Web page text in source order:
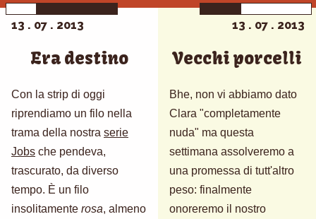
13 . 07 . 2013
Era destino
Con la strip di oggi
riprendiamo un filo nella
trama della nostra serie
Jobs che pendeva,
trascurato, da diverso
tempo. È un filo
insolitamente rosa, almeno
13 . 07 . 2013
Vecchi porcelli
Bhe, non vi abbiamo dato
Clara "completamente
nuda" ma questa
settimana assolveremo a
una promessa di tutt'altro
peso: finalmente
onoreremo il nostro